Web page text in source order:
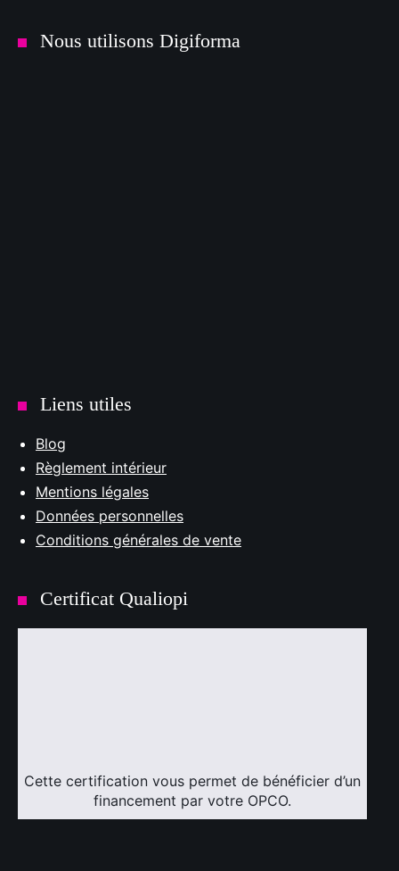
Nous utilisons Digiforma
Liens utiles
Blog
Règlement intérieur
Mentions légales
Données personnelles
Conditions générales de vente
Certificat Qualiopi
Cette certification vous permet de bénéficier d’un
financement par votre OPCO.